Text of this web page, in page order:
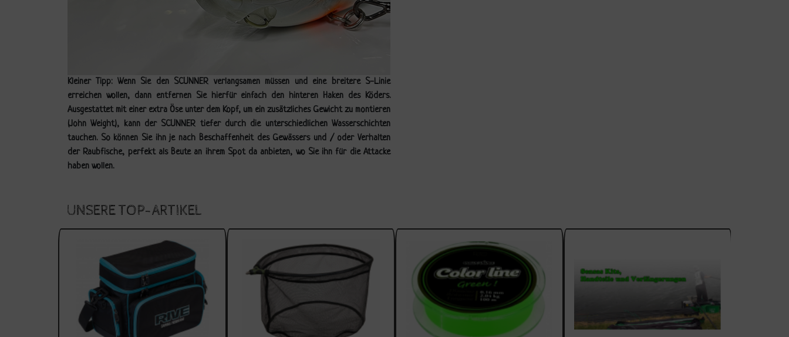
Kleiner Tipp: Wenn Sie den SCUNNER verlangsamen müssen und eine breitere S-Linie
erreichen wollen, dann entfernen Sie hierfür einfach den hinteren Haken des Köders.
Ausgestattet mit einer extra Öse unter dem Kopf, um ein zusätzliches Gewicht zu montieren
(John Weight), kann der SCUNNER tiefer durch die unterschiedlichen Wasserschichten
tauchen. So können Sie ihn je nach Beschaffenheit des Gewässers und / oder Verhalten
der Raubfische, perfekt als Beute an ihrem Spot da anbieten, wo Sie ihn für die Attacke
haben wollen.
UNSERE TOP-ARTIKEL